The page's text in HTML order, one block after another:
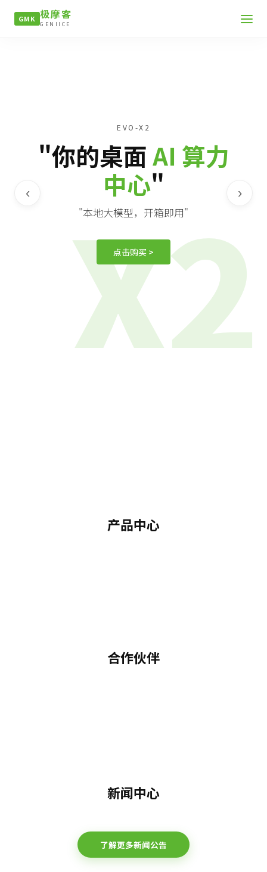
GMK 极摩客
GENIICE
X2
EVO-X2
"你的桌面AI 算力
中心"
"本地大模型，开箱即用"
点击购买 >
‹ ›
产品中心
合作伙伴
新闻中心
了解更多新闻公告